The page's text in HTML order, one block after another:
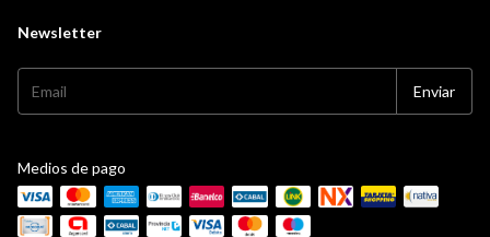
Newsletter
Medios de pago